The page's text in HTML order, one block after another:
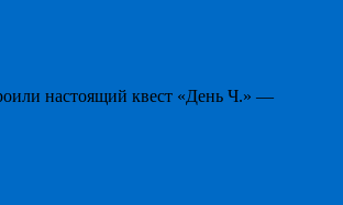
настоящий квест «День Ч.» —